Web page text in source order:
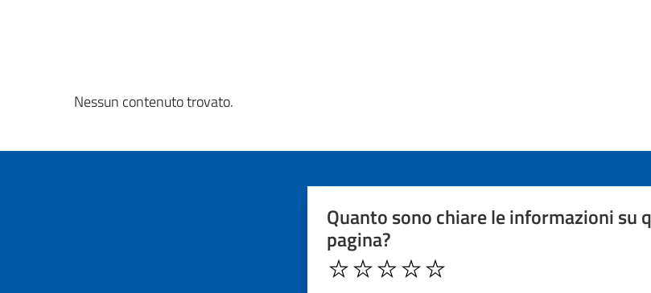
Nessun contenuto trovato.
Quanto sono chiare le informazioni su
pagina?